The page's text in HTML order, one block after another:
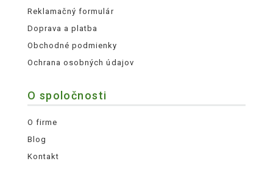
Reklamačný formulár
Doprava a platba
Obchodné podmienky
Ochrana osobných údajov
O spoločnosti
O firme
Blog
Kontakt